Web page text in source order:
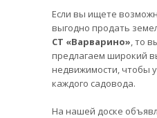
Если вы ищете
выгодно продать
СТ «Варварино», то
предлагаем широкий
недвижимости, чтобы
каждого садовода.
На нашей доске